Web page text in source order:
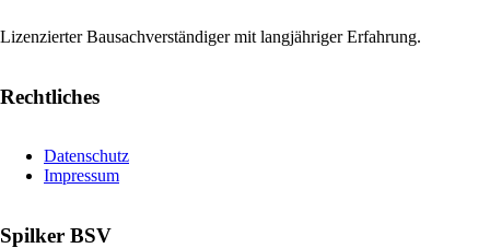
Lizenzierter Bausachverständiger mit langjähriger Erfahrung.
Rechtliches
Datenschutz
Impressum
Spilker BSV